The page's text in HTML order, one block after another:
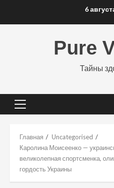
6
Pure
Тайны
Основное
Главная
Uncategorised
Каролина Моисеенко —
великолепная спортсменка,
гордость Украины